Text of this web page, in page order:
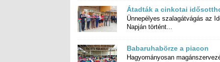
Átadták a cinkotai
Ünnepélyes szalagátvágás az
Napján történt...
Babaruhabörze a piacon
Hagyományosan
zajlottak sok éven át a